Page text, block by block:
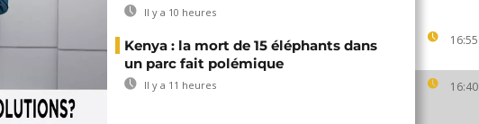
16:55
16:40
Il y a 10 heures
Kenya : la mort de 15 éléphants dans
un parc fait polémique
Il y a 11 heures